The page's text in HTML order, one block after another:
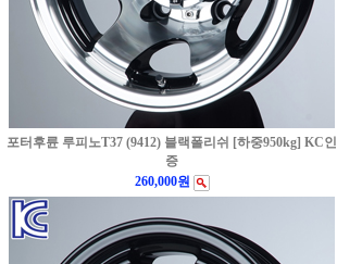
포터후륜 루피노T37 (9412) 블랙폴리쉬 [하중950kg] KC인
증
260,000원